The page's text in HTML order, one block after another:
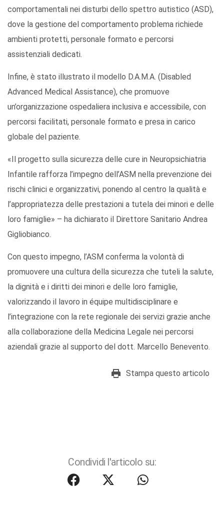
comportamentali nei disturbi dello spettro autistico (ASD),
dove la gestione del comportamento problema richiede
ambienti protetti, personale formato e percorsi
assistenziali dedicati.
Infine, è stato illustrato il modello D.A.M.A. (Disabled
Advanced Medical Assistance), che promuove
un’organizzazione ospedaliera inclusiva e accessibile, con
percorsi facilitati, personale formato e presa in carico
globale del paziente.
«Il progetto sulla sicurezza delle cure in Neuropsichiatria
Infantile rafforza l’impegno dell’ASM nella prevenzione dei
rischi clinici e organizzativi, ponendo al centro la qualità e
l’appropriatezza delle prestazioni a tutela dei minori e delle
loro famiglie» – ha dichiarato il Direttore Sanitario Andrea
Gigliobianco.
Con questo impegno, l’ASM conferma la volontà di
promuovere una cultura della sicurezza che tuteli la salute,
la dignità e i diritti dei minori e delle loro famiglie,
valorizzando il lavoro in équipe multidisciplinare e
l’integrazione con la rete regionale dei servizi grazie anche
alla collaborazione della Medicina Legale nei percorsi
aziendali grazie al supporto del dott. Marcello Benevento.
Stampa questo articolo
Condividi l'articolo su: